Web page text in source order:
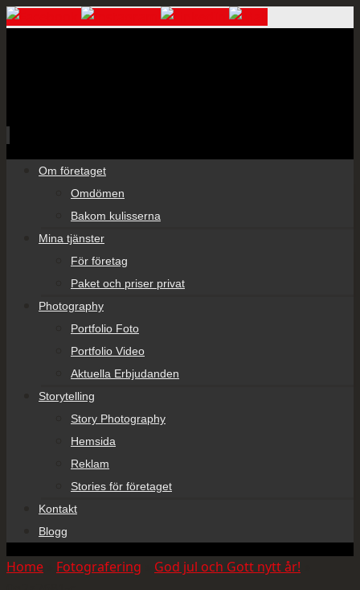
Om företaget
Omdömen
Bakom kulisserna
Mina tjänster
För företag
Paket och priser privat
Photography
Portfolio Foto
Portfolio Video
Aktuella Erbjudanden
Storytelling
Story Photography
Hemsida
Reklam
Stories för företaget
Kontakt
Blogg
Home Fotografering God jul och Gott nytt år!